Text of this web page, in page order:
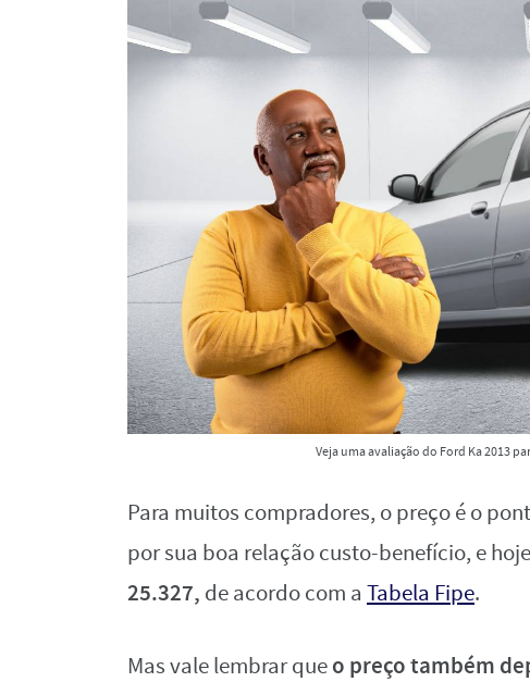
Veja uma avaliação do Ford Ka 2013
Para muitos compradores, o preço é o
por sua boa relação custo-benefício, e
25.327, de acordo com a Tabela Fipe.
Mas vale lembrar queo preço também